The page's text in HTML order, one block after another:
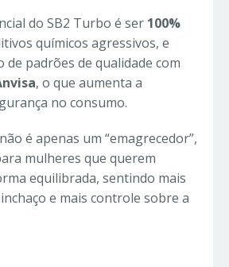
do SB2 Turbo é ser 100%
químicos agressivos, e
padrões de qualidade com
, o que aumenta a
no consumo.
é apenas um “emagrecedor”,
mulheres que querem
equilibrada, sentindo mais
e mais controle sobre a